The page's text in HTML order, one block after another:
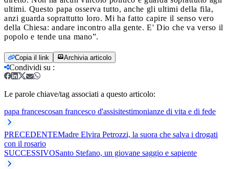
ultimi. Questo papa osserva tutto, anche gli ultimi della fila,
anzi guarda soprattutto loro. Mi ha fatto capire il senso vero
della Chiesa: andare incontro alla gente. E' Dio che va verso il
popolo e tende una mano”.
Copia il link Archivia articolo
Condividi su :
Le parole chiave/tag associati a questo articolo:
papa francescosan francesco d'assisitestimonianze di vita e di fede
PRECEDENTEMadre Elvira Petrozzi, la suora che salva i drogati
con il rosario
SUCCESSIVOSanto Stefano, un giovane saggio e sapiente